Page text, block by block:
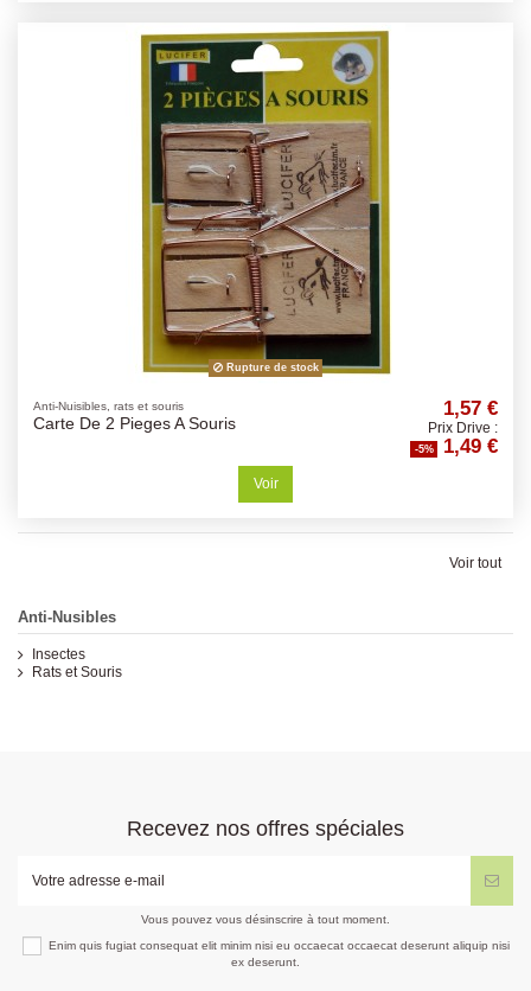
Rupture de stock
Anti-Nuisibles, rats et souris
Carte De 2 Pieges A Souris
1,57 €
Prix Drive :
-5% 1,49 €
Voir
Voir tout
Anti-Nusibles
Insectes
Rats et Souris
Recevez nos offres spéciales
Vous pouvez vous désinscrire à tout moment.
Enim quis fugiat consequat elit minim nisi eu occaecat occaecat deserunt aliquip nisi
ex deserunt.